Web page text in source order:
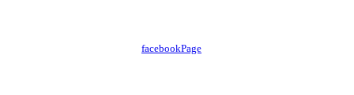
facebookPage